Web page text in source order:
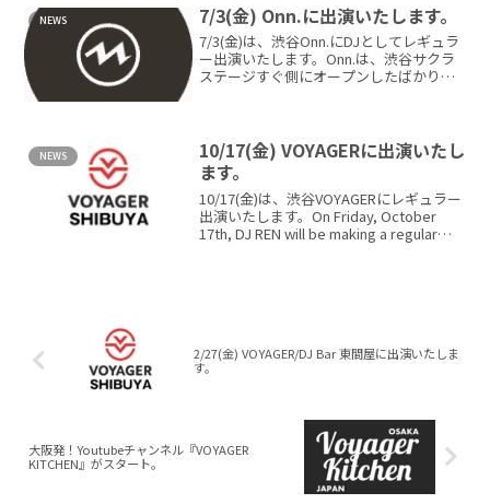
NEWS 7/3(金) Onn.に出演いたします。
7/3(金)は、渋谷Onn.にDJとしてレギュラ
ー出演いたします。Onn.は、渋谷サクラ
ステージすぐ側にオープンしたばかりの
NEWS
10/17(金) VOYAGERに出演いたし
ます。
10/17(金)は、渋谷VOYAGERにレギュラー
出演いたします。On Friday, October
17th, DJ REN will be making a regular
2/27(金) VOYAGER/DJ Bar 東間屋に出演いたしま
す。
大阪発！Youtubeチャンネル『VOYAGER
KITCHEN』がスタート。